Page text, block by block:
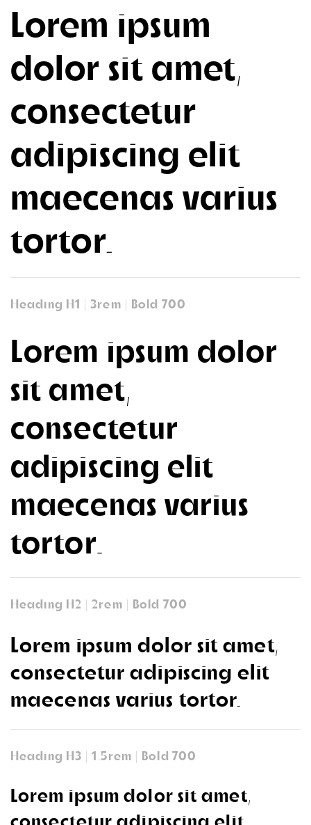
Lorem ipsum
dolor sit amet,
consectetur
adipiscing elit
maecenas varius
tortor.
Heading H1 | 3rem | Bold 700
Lorem ipsum dolor
sit amet,
consectetur
adipiscing elit
maecenas varius
tortor.
Heading H2 | 2rem | Bold 700
Lorem ipsum dolor sit amet,
consectetur adipiscing elit
maecenas varius tortor.
Heading H3 | 1.5rem | Bold 700
Lorem ipsum dolor sit amet,
consectetur adipiscing elit